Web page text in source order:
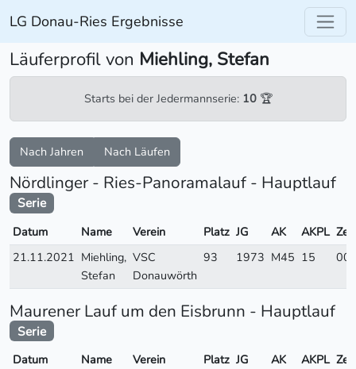
LG Donau-Ries Ergebnisse
Läuferprofil von Miehling, Stefan
Starts bei der Jedermannserie: 10🏆
Nach Jahren Nach Läufen
Nördlinger - Ries-Panoramalauf - Hauptlauf
Serie
Datum Name Verein Platz JG AK AKPL Zeit
21.11.2021 Miehling,
Stefan
VSC
Donauwörth
93 1973 M45 15
Maurener Lauf um den Eisbrunn - Hauptlauf
Serie
Datum Name Verein Platz JG AK AKPL Zeit